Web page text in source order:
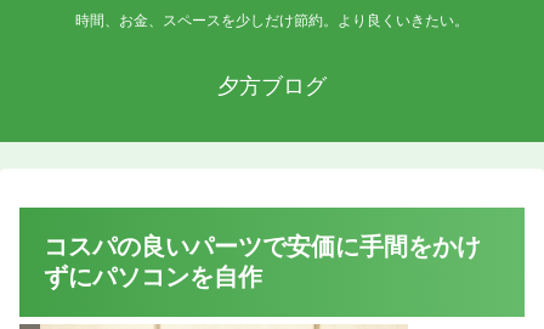
時間、お金、スペースを少しだけ節約。より良くいきたい。
夕方ブログ
コスパの良いパーツで安価に手間をかけ
ずにパソコンを自作